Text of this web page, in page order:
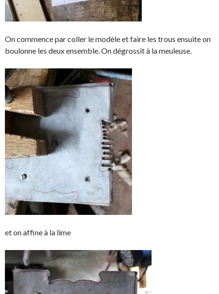
On commence par coller le modèle et faire les trous ensuite on
boulonne les deux ensemble. On dégrossit à la meuleuse.
et on affine à la lime